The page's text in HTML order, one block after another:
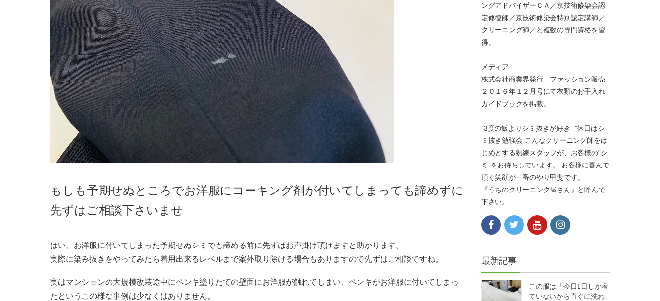
もしも予期せぬところでお洋服にコーキング剤が付いてしまっても諦めずに
先ずはご相談下さいませ
はい、お洋服に付いてしまった予期せぬシミでも諦める前に先ずはお声掛け頂けますと助かります。
実際に染み抜きをやってみたら着用出来るレベルまで案外取り除ける場合もありますので先ずはご相談ですね。
実はマンションの大規模改装途中にペンキ塗りたての壁面にお洋服が触れてしまい、ペンキがお洋服に付いてしまっ
たというこの様な事例は少なくはありません。
ングアドバイザーＣＡ／京技術修染会認
定修復師／京技術修染会特別認定講師／
クリーニング師／と複数の専門資格を習
得。
メディア
株式会社商業界発行 ファッション販売
２０１６年１２月号にて衣類のお手入れ
ガイドブックを掲載。
”3度の飯よりシミ抜きが好き” ”休日はシ
ミ抜き勉強会”こんなクリーニング師をは
じめとする熟練スタッフが、お客様の”シ
ミ”をお待ちしています。 お客様に喜んで
頂く笑顔が一番のやり甲斐です。
『うちのクリーニング屋さん』と呼んで
下さい。
最新記事
この服は「今日1日しか着
ていないから直ぐに洗わ